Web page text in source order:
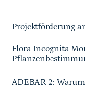
Projektförderung
Flora Incognita
ADEBAR 2: